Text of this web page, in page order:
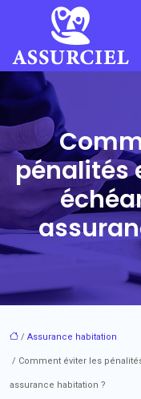
pénalités
/ Assurance habitation
/ Comment éviter les
assurance habitation ?